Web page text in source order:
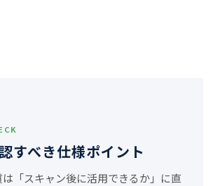
すべき仕様ポイント
「スキャン後に活用できるか」に直